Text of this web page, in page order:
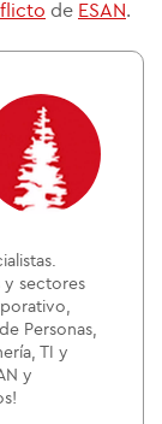
de ESAN.
y sectores
Personas,
TI y
y